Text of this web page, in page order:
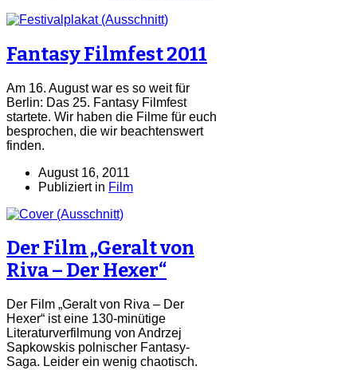
Fantasy Filmfest 2011
Am 16. August war es so weit für
Berlin: Das 25. Fantasy Filmfest
startete. Wir haben die Filme für euch
besprochen, die wir beachtenswert
finden.
August 16, 2011
Publiziert in Film
Der Film „Geralt von
Riva – Der Hexer“
Der Film „Geralt von Riva – Der
Hexer“ ist eine 130-minütige
Literaturverfilmung von Andrzej
Sapkowskis polnischer Fantasy-
Saga. Leider ein wenig chaotisch.